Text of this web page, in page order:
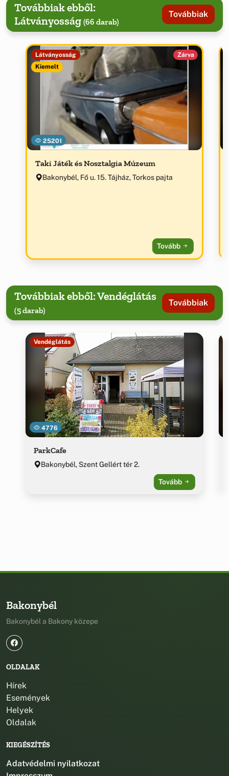
Továbbiak ebből:
Látványosság (66 darab)
Továbbiak
25201
Látványosság
Kiemelt
Zárva
Taki Játék és Nosztalgia Múzeum
Bakonybél, Fő u. 15. Tájház, Torkos pajta
Tovább
Továbbiak ebből: Vendéglátás
(5 darab)
Továbbiak
4776
Vendéglátás
ParkCafe
Bakonybél, Szent Gellért tér 2.
Tovább
Bakonybél
Bakonybél a Bakony közepe
OLDALAK
Hírek
Események
Helyek
Oldalak
KIEGÉSZÍTÉS
Adatvédelmi nyilatkozat